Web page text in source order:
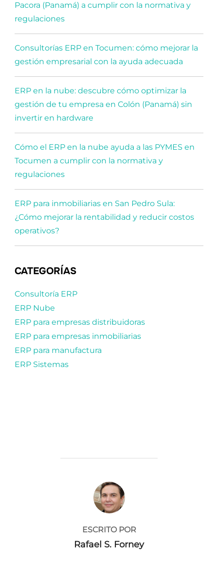
Pacora (Panamá) a cumplir con la normativa y
regulaciones
Consultorías ERP en Tocumen: cómo mejorar la
gestión empresarial con la ayuda adecuada
ERP en la nube: descubre cómo optimizar la
gestión de tu empresa en Colón (Panamá) sin
invertir en hardware
Cómo el ERP en la nube ayuda a las PYMES en
Tocumen a cumplir con la normativa y
regulaciones
ERP para inmobiliarias en San Pedro Sula:
¿Cómo mejorar la rentabilidad y reducir costos
operativos?
CATEGORÍAS
Consultoría ERP
ERP Nube
ERP para empresas distribuidoras
ERP para empresas inmobiliarias
ERP para manufactura
ERP Sistemas
AUTOR DE LA PUBLICACIÓN
ESCRITO POR
Rafael S. Forney